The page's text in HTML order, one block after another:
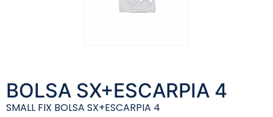
BOLSA SX+ESCARPIA 4
SMALL FIX BOLSA SX+ESCARPIA 4